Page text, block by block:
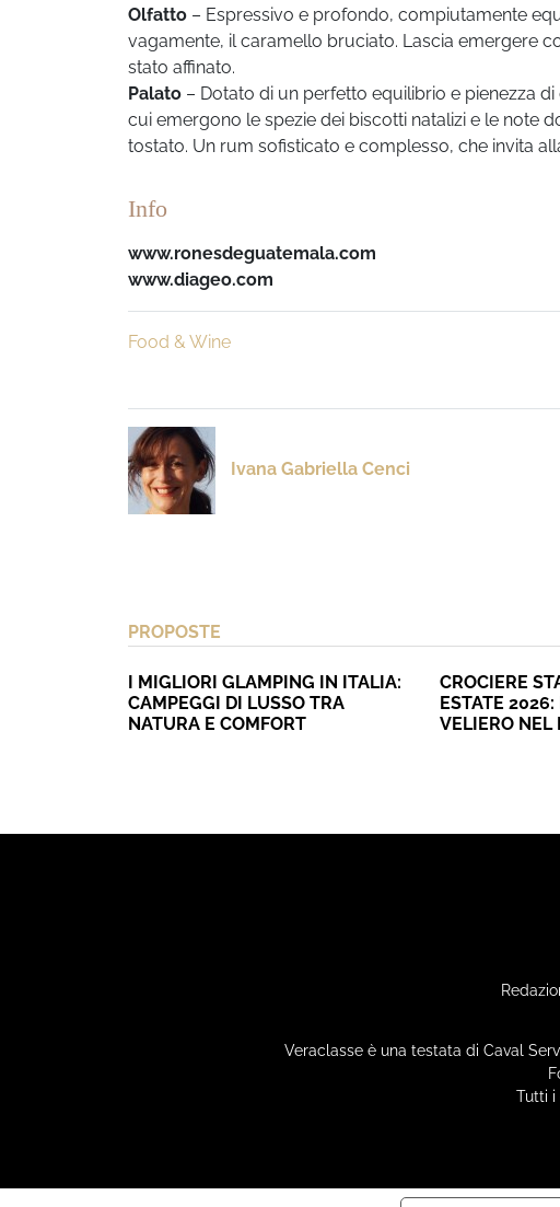
Olfatto – Espressivo e profondo, compiutamente
vagamente, il caramello bruciato. Lascia emergere
stato affinato.
Palato – Dotato di un perfetto equilibrio e pienezza
cui emergono le spezie dei biscotti natalizi e le note
tostato. Un rum sofisticato e complesso, che invita
Info
www.ronesdeguatemala.com
www.diageo.com
Food & Wine
Ivana Gabriella Cenci
PROPOSTE
I MIGLIORI GLAMPING IN ITALIA:
CAMPEGGI DI LUSSO TRA
NATURA E COMFORT
CROCIERE
ESTATE
VELIERO NEL
Veraclasse è una testata di Caval
Tutti